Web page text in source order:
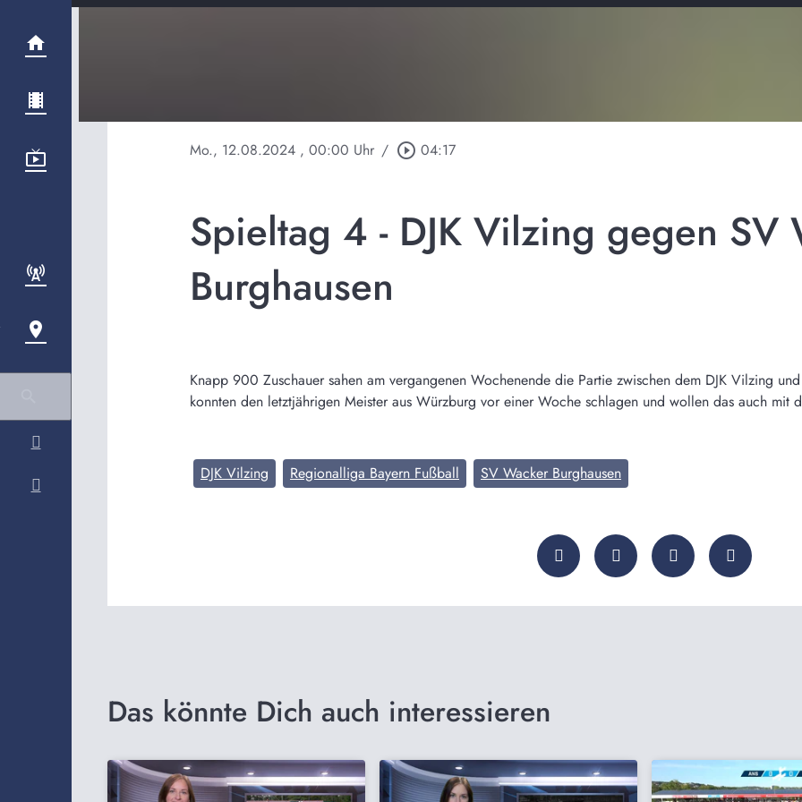
Mo., 12.08.2024 , 00:00 Uhr / play_circle_outline 04:17
Spieltag 4 - DJK Vilzing gegen SV
Burghausen
Knapp 900 Zuschauer sahen am vergangenen Wochenende die Partie zwischen dem DJK Vilzing
konnten den letztjährigen Meister aus Würzburg vor einer Woche schlagen und wollen das auch mit
DJK Vilzing Regionalliga Bayern Fußball SV Wacker Burghausen
Das könnte Dich auch interessieren